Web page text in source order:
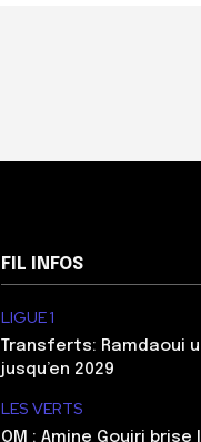
FIL INFOS
LIGUE 1
Transferts: Ramdaoui
jusqu’en 2029
LES VERTS
OM : Amine Gouiri